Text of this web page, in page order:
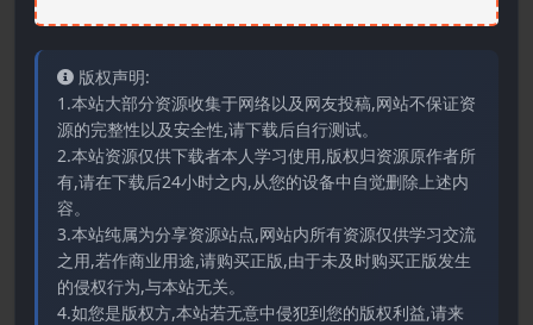
版权声明:
1.本站大部分资源收集于网络以及网友投稿,网站不保证资
源的完整性以及安全性,请下载后自行测试。
2.本站资源仅供下载者本人学习使用,版权归资源原作者所
有,请在下载后24小时之内,从您的设备中自觉删除上述内
容。
3.本站纯属为分享资源站点,网站内所有资源仅供学习交流
之用,若作商业用途,请购买正版,由于未及时购买正版发生
的侵权行为,与本站无关。
4.如您是版权方,本站若无意中侵犯到您的版权利益,请来